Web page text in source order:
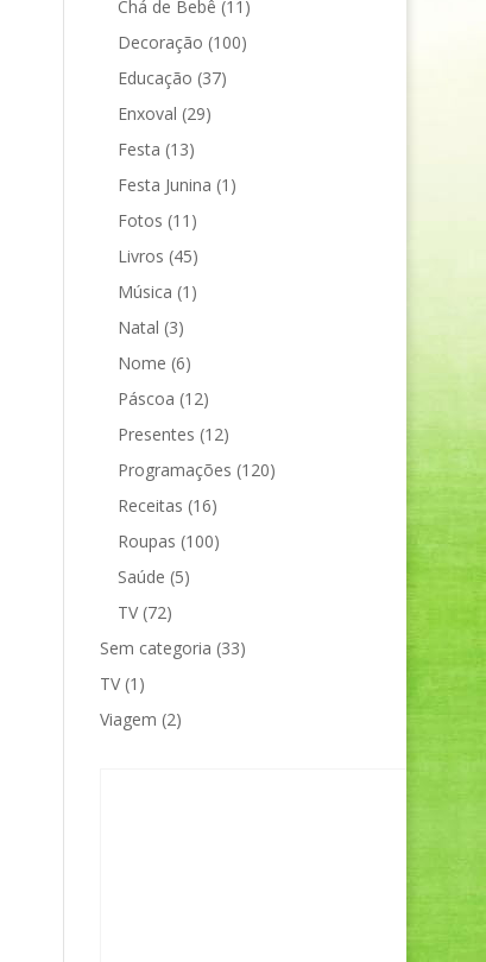
Chá de Bebê (11)
Decoração (100)
Educação (37)
Enxoval (29)
Festa (13)
Festa Junina (1)
Fotos (11)
Livros (45)
Música (1)
Natal (3)
Nome (6)
Páscoa (12)
Presentes (12)
Programações (120)
Receitas (16)
Roupas (100)
Saúde (5)
TV(72)
Sem categoria (33)
TV(1)
Viagem (2)